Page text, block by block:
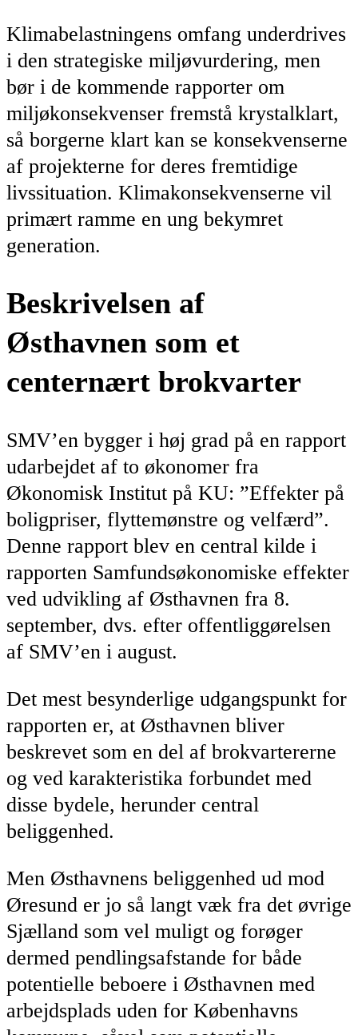
Klimabelastningens omfang underdrives
i den strategiske miljøvurdering, men
bør i de kommende rapporter om
miljøkonsekvenser fremstå krystalklart,
så borgerne klart kan se konsekvenserne
af projekterne for deres fremtidige
livssituation. Klimakonsekvenserne vil
primært ramme en ung bekymret
generation.
Beskrivelsen af
Østhavnen som et
centernært brokvarter
SMV’en bygger i høj grad på en rapport
udarbejdet af to økonomer fra
Økonomisk Institut på KU: ”Effekter på
boligpriser, flyttemønstre og velfærd”.
Denne rapport blev en central kilde i
rapporten Samfundsøkonomiske effekter
ved udvikling af Østhavnen fra 8.
september, dvs. efter offentliggørelsen
af SMV’en i august.
Det mest besynderlige udgangspunkt for
rapporten er, at Østhavnen bliver
beskrevet som en del af brokvartererne
og ved karakteristika forbundet med
disse bydele, herunder central
beliggenhed.
Men Østhavnens beliggenhed ud mod
Øresund er jo så langt væk fra det øvrige
Sjælland som vel muligt og forøger
dermed pendlingsafstande for både
potentielle beboere i Østhavnen med
arbejdsplads uden for Københavns